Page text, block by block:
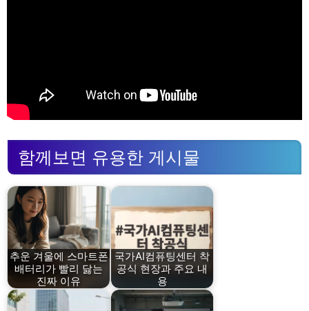
함께보면 유용한 게시물
추운 겨울에 스마트폰
배터리가 빨리 닳는
진짜 이유
국가AI컴퓨팅센터 착
공식 현장과 주요 내
용